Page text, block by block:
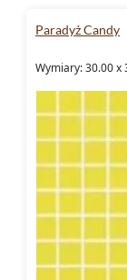
Paradyż Candy
Wymiary: 30.00 x